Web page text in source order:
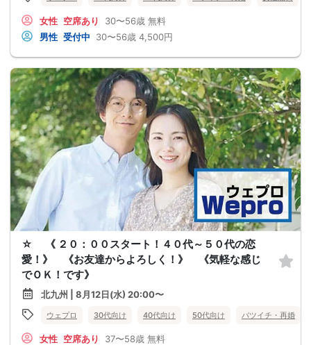
女性 空席あり 30〜56歳 無料
男性 受付中 30〜56歳 4,500円
☆ 《 ２０：００スタート！４０代～５０代の恋
愛！》 《お友達からよろしく！》 《気軽な感じ
でＯＫ！です》
北九州 | 8月12日(水) 20:00〜
ウェプロ 30代向け 40代向け 50代向け バツイチ・再婚
女性 空席あり 37〜58歳 無料